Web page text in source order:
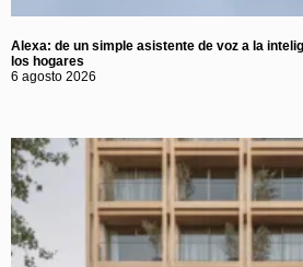
Alexa: de un simple asistente de voz a la
los hogares
6 agosto 2026